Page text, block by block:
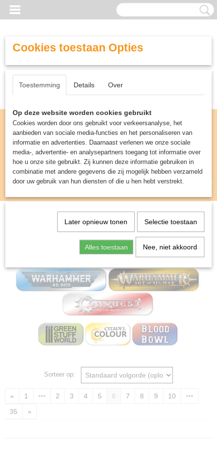
Inloggen Registreren
UW WINKELWAGEN
(0)
Miniature Gaming Board wargames - Mox
Sorteer op:
« 1 ••• 2 3 4 5 6 7 8 9 10
•••
35
»
Cookies toestaan Opties
Toestemming Details Over
Op deze website worden cookies gebruikt
Cookies worden door ons gebruikt voor verkeersanalyse, het
aanbieden van sociale media-functies en het personaliseren van
informatie en advertenties. Daarnaast verlenen we onze sociale
media-, advertentie- en analysepartners toegang tot informatie over
hoe u onze site gebruikt. Zij kunnen deze informatie gebruiken in
combinatie met andere gegevens die zij mogelijk hebben verzameld
door uw gebruik van hun diensten of die u hen hebt verstrekt.
Later opnieuw tonen Selectie toestaan
Alles toestaan Nee, niet akkoord